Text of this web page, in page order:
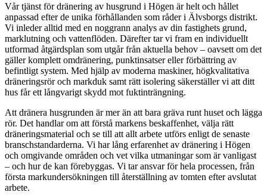
Vår tjänst för dränering av husgrund i Högen är helt och hållet
anpassad efter de unika förhållanden som råder i Älvsborgs distrikt.
Vi inleder alltid med en noggrann analys av din fastighets grund,
marklutning och vattenflöden. Därefter tar vi fram en individuellt
utformad åtgärdsplan som utgår från aktuella behov – oavsett om det
gäller komplett omdränering, punktinsatser eller förbättring av
befintligt system. Med hjälp av moderna maskiner, högkvalitativa
dräneringsrör och markduk samt rätt isolering säkerställer vi att ditt
hus får ett långvarigt skydd mot fuktinträngning.
Att dränera husgrunden är mer än att bara gräva runt huset och lägga
rör. Det handlar om att förstå markens beskaffenhet, välja rätt
dräneringsmaterial och se till att allt arbete utförs enligt de senaste
branschstandarderna. Vi har lång erfarenhet av dränering i Högen
och omgivande områden och vet vilka utmaningar som är vanligast
– och hur de kan förebyggas. Vi tar ansvar för hela processen, från
första markundersökningen till återställning av tomten efter avslutat
arbete.